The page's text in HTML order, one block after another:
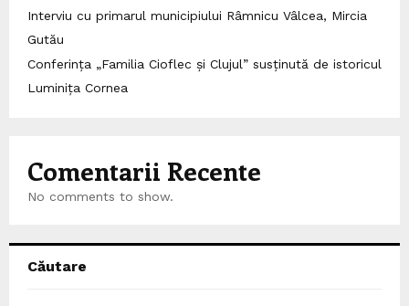
Interviu cu primarul municipiului Râmnicu Vâlcea, Mircia
Gutău
Conferința „Familia Cioflec și Clujul” susținută de istoricul
Luminița Cornea
Comentarii Recente
No comments to show.
Căutare